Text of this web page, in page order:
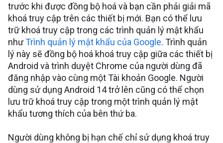
trước khi được đồng bộ hoá và bạn cần phải giải mã
khoá truy cập trên các thiết bị mới. Bạn có thể lưu
trữ khoá truy cập trong các trình quản lý mật khẩu
nhưTrình quản lý mật khẩu của Google. Trình quản
lý này sẽ đồng bộ hoá khoá truy cập giữa các thiết bị
Android và trình duyệt Chrome của người dùng đã
đăng nhập vào cùng một Tài khoản Google. Người
dùng sử dụng Android 14 trở lên cũng có thể chọn
lưu trữ khoá truy cập trong một trình quản lý mật
khẩu tương thích của bên thứ ba.
Người dùng không bị hạn chế chỉ sử dụng khoá truy